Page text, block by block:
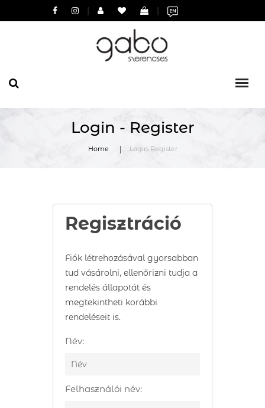
| |
Login - Register
Home Login-Register
Regisztráció
Fiók létrehozásával gyorsabban
tud vásárolni, ellenőrizni tudja a
rendelés állapotát és
megtekintheti korábbi
rendeléseit is.
Név:
Felhasználói név: